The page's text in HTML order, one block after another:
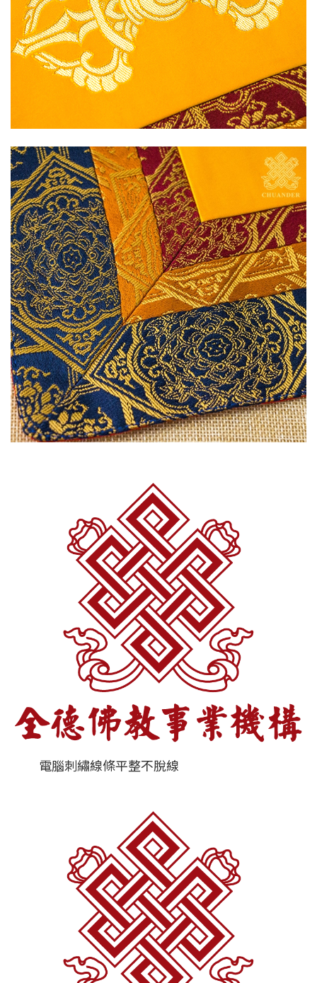
電腦刺繡線條平整不脫線